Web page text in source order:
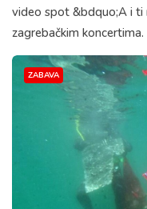
video spot &bdquo;A i ti
zagrebačkim koncertima.
ZABAVA